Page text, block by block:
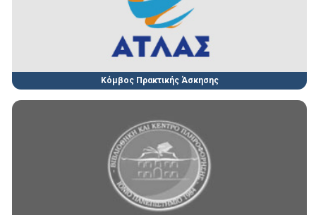
Κόμβος Πρακτικής Άσκησης